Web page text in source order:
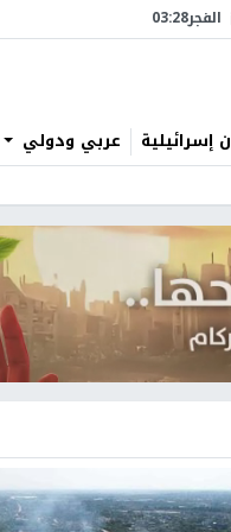
الفجر03:28
إسرائيلية عربي ودولي